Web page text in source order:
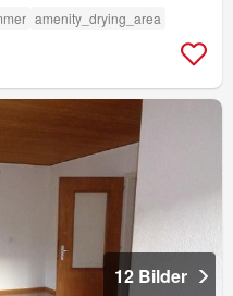
amenity_drying_area
12 Bilder